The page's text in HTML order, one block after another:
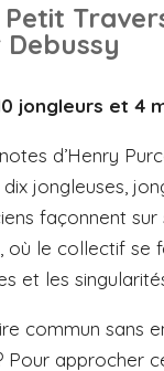
jongleurs et 4
d’Henry
jongleuses,
façonnent sur
où le collectif se
et les
commun sans
Pour approcher